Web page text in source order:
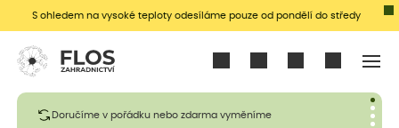
S ohledem na vysoké teploty odesíláme pouze od pondělí do středy
Doručíme v pořádku nebo zdarma vyměníme